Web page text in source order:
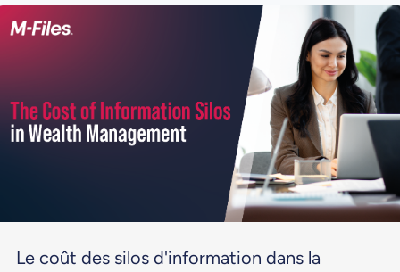
Le coût des silos d'information dans la